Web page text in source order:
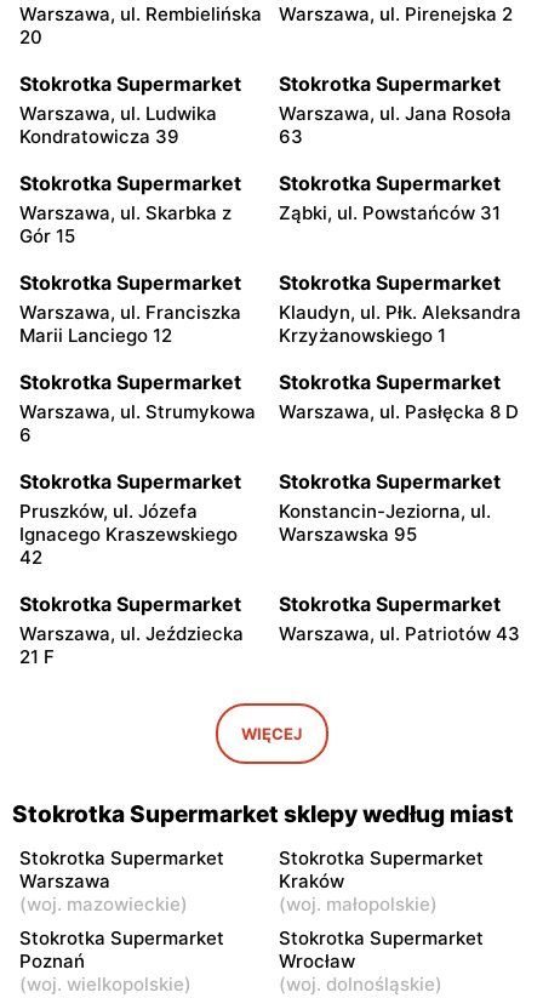
Warszawa, ul. Rembielińska
20
Warszawa, ul. Pirenejska 2
Stokrotka Supermarket
Warszawa, ul. Ludwika
Kondratowicza 39
Stokrotka Supermarket
Warszawa, ul. Jana Rosoła
63
Stokrotka Supermarket
Warszawa, ul. Skarbka z
Gór 15
Stokrotka Supermarket
Ząbki, ul. Powstańców 31
Stokrotka Supermarket
Warszawa, ul. Franciszka
Marii Lanciego 12
Stokrotka Supermarket
Klaudyn, ul. Płk. Aleksandra
Krzyżanowskiego 1
Stokrotka Supermarket
Warszawa, ul. Strumykowa
6
Stokrotka Supermarket
Warszawa, ul. Pasłęcka 8 D
Stokrotka Supermarket
Pruszków, ul. Józefa
Ignacego Kraszewskiego
42
Stokrotka Supermarket
Konstancin-Jeziorna, ul.
Warszawska 95
Stokrotka Supermarket
Warszawa, ul. Jeździecka
21 F
Stokrotka Supermarket
Warszawa, ul. Patriotów 43
Stokrotka Supermarket Stokrotka Supermarket
Józefów, ul. Polna 1B
Stokrotka Supermarket
Otwock, ul. Tysiąclecia 77
Stokrotka Supermarket
Otwock, ul. Kupiecka 2
Stokrotka Supermarket
Otwock, ul. Stefana
Żeromskiego 19
Stokrotka Supermarket
Karczew, ul. Gen. Andersa 1
Stokrotka Supermarket Stokrotka Supermarket
WIĘCEJ
Stokrotka Supermarket sklepy według miast
Stokrotka Supermarket
Warszawa
(woj. mazowieckie)
Stokrotka Supermarket
Kraków
(woj. małopolskie)
Stokrotka Supermarket
Poznań
(woj. wielkopolskie)
Stokrotka Supermarket
Wrocław
(woj. dolnośląskie)